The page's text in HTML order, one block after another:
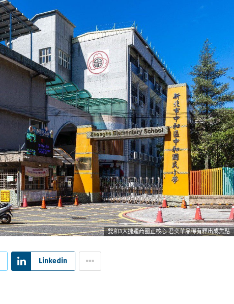
雙和3大捷運商圈正核心 君奕華品稀有釋出成焦點
Linkedin